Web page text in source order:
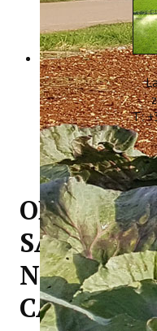
T:
ODRŽAN
NA